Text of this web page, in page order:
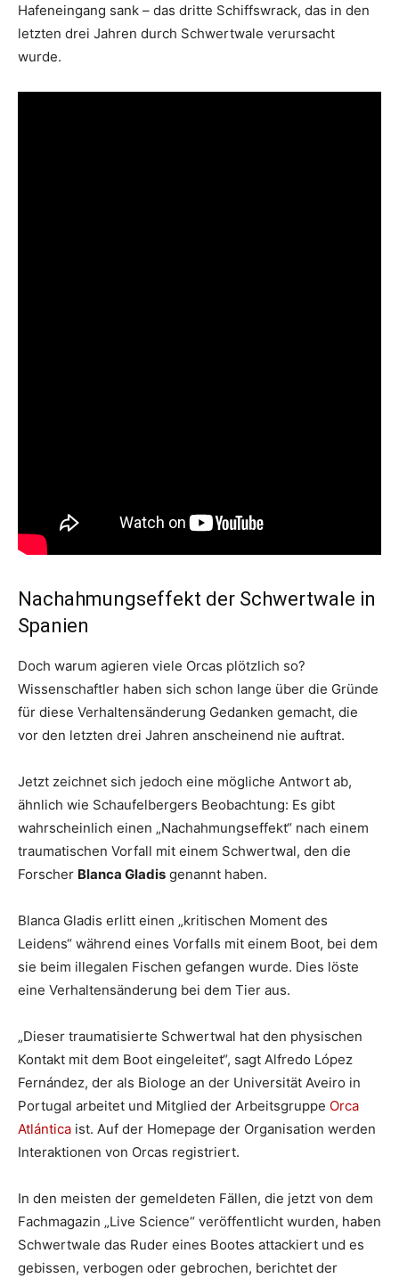
Hafeneingang sank – das dritte Schiffswrack, das in den
letzten drei Jahren durch Schwertwale verursacht
wurde.
Nachahmungseffekt der Schwertwale in
Spanien
Doch warum agieren viele Orcas plötzlich so?
Wissenschaftler haben sich schon lange über die Gründe
für diese Verhaltensänderung Gedanken gemacht, die
vor den letzten drei Jahren anscheinend nie auftrat.
Jetzt zeichnet sich jedoch eine mögliche Antwort ab,
ähnlich wie Schaufelbergers Beobachtung: Es gibt
wahrscheinlich einen „Nachahmungseffekt“ nach einem
traumatischen Vorfall mit einem Schwertwal, den die
Forscher Blanca Gladis genannt haben.
Blanca Gladis erlitt einen „kritischen Moment des
Leidens“ während eines Vorfalls mit einem Boot, bei dem
sie beim illegalen Fischen gefangen wurde. Dies löste
eine Verhaltensänderung bei dem Tier aus.
„Dieser traumatisierte Schwertwal hat den physischen
Kontakt mit dem Boot eingeleitet“, sagt Alfredo López
Fernández, der als Biologe an der Universität Aveiro in
Portugal arbeitet und Mitglied der Arbeitsgruppe Orca
Atlántica ist. Auf der Homepage der Organisation werden
Interaktionen von Orcas registriert.
In den meisten der gemeldeten Fällen, die jetzt von dem
Fachmagazin „Live Science“ veröffentlicht wurden, haben
Schwertwale das Ruder eines Bootes attackiert und es
gebissen, verbogen oder gebrochen, berichtet der